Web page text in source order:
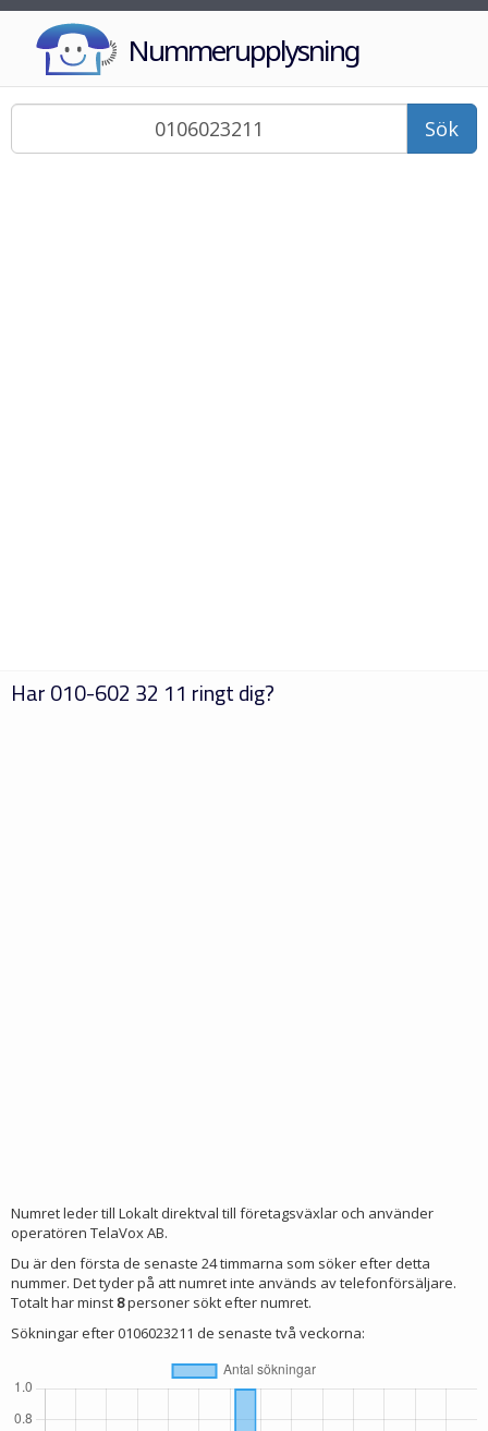
Nummerupplysning
Sök
Har010-602 32 11 ringt dig?
Numret leder till Lokalt direktval till företagsväxlar och använder
operatören TelaVox AB.
Du är den första de senaste 24 timmarna som söker efter detta
nummer. Det tyder på att numret inte används av telefonförsäljare.
Totalt har minst 8personer sökt efter numret.
Sökningar efter 0106023211 de senaste två veckorna: